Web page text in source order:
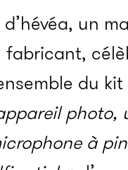
un
du
photo,
à